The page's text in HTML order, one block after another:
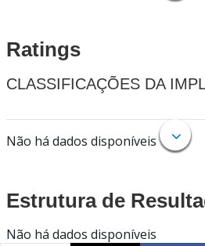
Ratings
CLASSIFICAÇÕES DA
Não há dados disponíveis
Estrutura de
Não há dados disponíveis